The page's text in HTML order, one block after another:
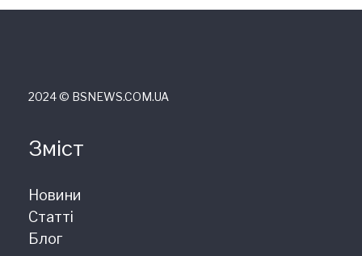
2024 © ВSNEWS.COM.UA
Зміст
Новини
Статті
Блог